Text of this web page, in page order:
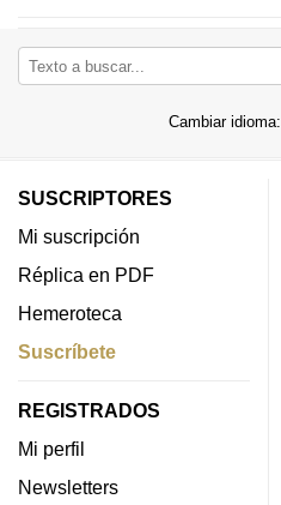
Cambiar idioma:
SUSCRIPTORES
Mi suscripción
Réplica en PDF
Hemeroteca
Suscríbete
REGISTRADOS
Mi perfil
Newsletters